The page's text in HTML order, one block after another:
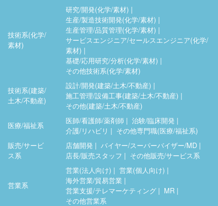
技術系(化学/
素材)
研究/開発(化学/素材)
生産/製造技術開発(化学/素材)
生産管理/品質管理(化学/素材)
サービスエンジニア/セールスエンジニア(化学/
素材)
基礎/応用研究/分析(化学/素材)
その他技術系(化学/素材)
技術系(建築/
土木/不動産)
設計/開発(建築/土木/不動産)
施工管理/設備工事(建築/土木/不動産)
その他(建築/土木/不動産)
医療/福祉系
医師/看護師/薬剤師
治験/臨床開発
介護/リハビリ
その他専門職(医療/福祉系)
販売/サービ
ス系
店舗開発
バイヤー/スーパーバイザー/MD
店長/販売スタッフ
その他販売/サービス系
営業系
営業(法人向け)
営業(個人向け)
海外営業/貿易営業
営業支援/テレマーケティング
MR
その他営業系